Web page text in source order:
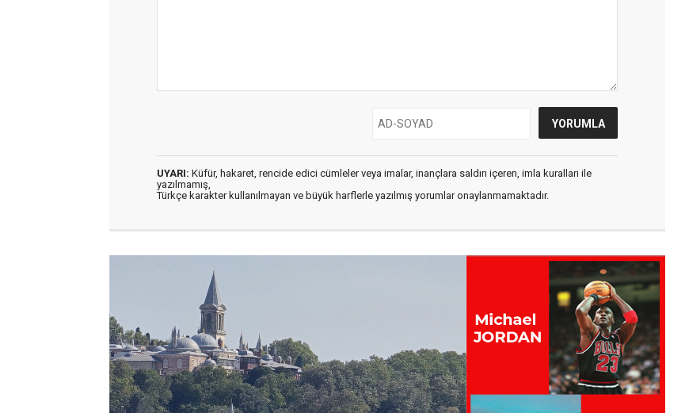
UYARI: Küfür, hakaret, rencide edici cümleler veya imalar, inançlara saldırı içeren, imla kuralları ile
yazılmamış,
Türkçe karakter kullanılmayan ve büyük harflerle yazılmış yorumlar onaylanmamaktadır.